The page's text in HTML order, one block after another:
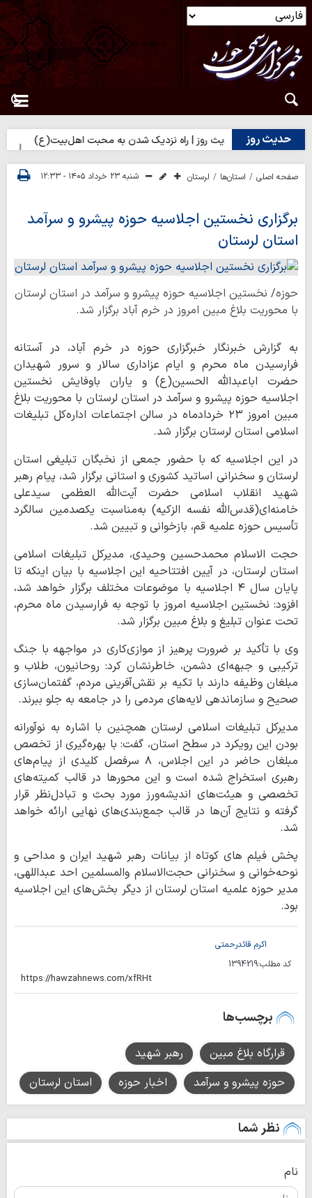
حدیث روزحدیث روز | راه نزدیک شدن به محبت اهل‌بیت(ع)
صفحه اصلی استان‌ها لرستان شنبه ۲۳ خرداد ۱۴۰۵ - ۱۲:۳۳
برگزاری نخستین اجلاسیه حوزه پیشرو و سرآمد
استان لرستان
حوزه/ نخستین اجلاسیه حوزه پیشرو و سرآمد در استان لرستان
با محوریت بلاغ مبین امروز در خرم آباد برگزار شد.
به گزارش خبرنگار خبرگزاری حوزه در خرم آباد، در آستانه
فرارسیدن ماه محرم و ایام عزاداری سالار و سرور شهیدان
حضرت اباعبدالله الحسین(ع) و یاران باوفایش نخستین
اجلاسیه حوزه پیشرو و سرآمد در استان لرستان با محوریت بلاغ
مبین امروز ۲۳ خردادماه در سالن اجتماعات اداره‌کل تبلیغات
اسلامی استان لرستان برگزار شد.
در این اجلاسیه که با حضور جمعی از نخبگان تبلیغی استان
لرستان و سخنرانی اساتید کشوری و استانی برگزار شد، پیام رهبر
شهید انقلاب اسلامی حضرت آیت‌الله العظمی سیدعلی
خامنه‌ای(قدس‌الله نفسه الزکیه) به‌مناسبت یکصدمین سالگرد
تأسیس حوزه علمیه قم، بازخوانی و تبیین شد.
حجت الاسلام محمدحسین وحیدی، مدیرکل تبلیغات اسلامی
استان لرستان، در آیین افتتاحیه این اجلاسیه با بیان اینکه تا
پایان سال ۴ اجلاسیه با موضوعات مختلف برگزار خواهد شد،
افزود: نخستین اجلاسیه امروز با توجه به فرارسیدن ماه محرم،
تحت عنوان تبلیغ و بلاغ مبین برگزار شد.
وی با تأکید بر ضرورت پرهیز از موازی‌کاری در مواجهه با جنگ
ترکیبی و جبهه‌ای دشمن، خاطرنشان کرد: روحانیون، طلاب و
مبلغان وظیفه دارند با تکیه بر نقش‌آفرینی مردم، گفتمان‌سازی
صحیح و سازماندهی لایه‌های مردمی را در جامعه به جلو ببرند.
مدیرکل تبلیغات اسلامی لرستان همچنین با اشاره به نوآورانه
بودن این رویکرد در سطح استان، گفت: با بهره‌گیری از تخصص
مبلغان حاضر در این اجلاس، ۸ سرفصل کلیدی از پیام‌های
رهبری استخراج شده است و این محورها در قالب کمیته‌های
تخصصی و هیئت‌های اندیشه‌ورز مورد بحث و تبادل‌نظر قرار
گرفته و نتایج آن‌ها در قالب جمع‌بندی‌های نهایی ارائه خواهد
شد.
پخش فیلم های کوتاه از بیانات رهبر شهید ایران و مداحی و
نوحه‌خوانی و سخنرانی حجت‌الاسلام والمسلمین احد عبداللهی،
مدیر حوزه علمیه استان لرستان از دیگر بخش‌های این اجلاسیه
بود.
اکرم قائدرحمتی
کد مطلب:1394219
برچسب‌ها
قرارگاه بلاغ مبین
رهبر شهید
حوزه پیشرو و سرآمد
اخبار حوزه استان لرستان
نظر شما
نام